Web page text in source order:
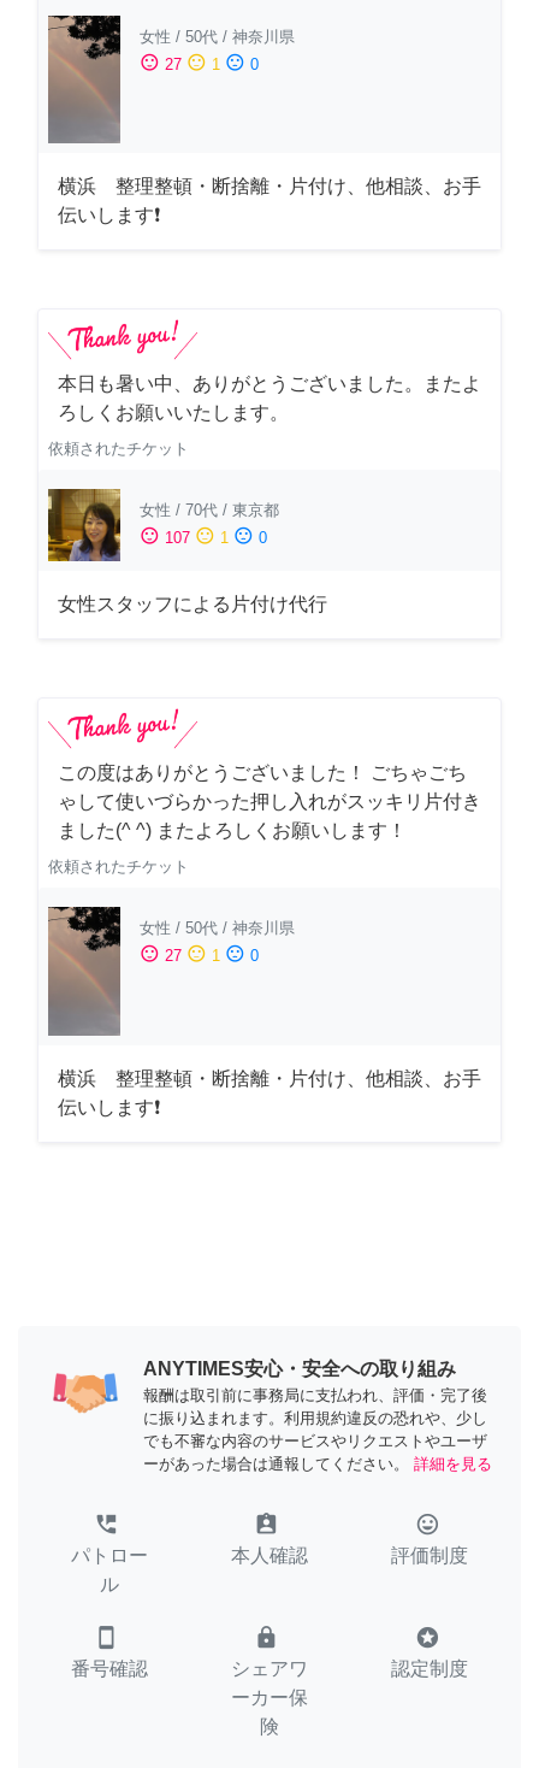
女性 / 50代 / 神奈川県
sentiment_satisfied 27 sentiment_neutral 1 sentiment_dissatisfied 0
横浜 整理整頓・断捨離・片付け、他相談、お手
伝いします❗
本日も暑い中、ありがとうございました。またよ
ろしくお願いいたします。
依頼されたチケット
女性 / 70代 / 東京都
sentiment_satisfied 107 sentiment_neutral 1 sentiment_dissatisfied 0
女性スタッフによる片付け代行
この度はありがとうございました！ ごちゃごち
ゃして使いづらかった押し入れがスッキリ片付き
ました(^ ^) またよろしくお願いします！
依頼されたチケット
女性 / 50代 / 神奈川県
sentiment_satisfied 27 sentiment_neutral 1 sentiment_dissatisfied 0
横浜 整理整頓・断捨離・片付け、他相談、お手
伝いします❗
ANYTIMES安心・安全への取り組み
報酬は取引前に事務局に支払われ、評価・完了後
に振り込まれます。利用規約違反の恐れや、少し
でも不審な内容のサービスやリクエストやユーザ
ーがあった場合は通報してください。
詳細を見る
perm_phone_msg
パトロー
ル
assignment_ind
本人確認
tag_faces
評価制度
smartphone
番号確認
lock
シェアワ
ーカー保
険
stars
認定制度